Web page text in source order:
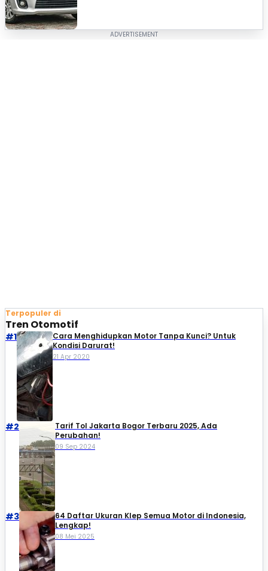
Terpopuler di
Tren Otomotif
#1
Cara Menghidupkan Motor Tanpa Kunci? Untuk
Kondisi Darurat!
21 Apr 2020
#2
Tarif Tol Jakarta Bogor Terbaru 2025, Ada
Perubahan!
09 Sep 2024
#3
64 Daftar Ukuran Klep Semua Motor di Indonesia,
Lengkap!
08 Mei 2025